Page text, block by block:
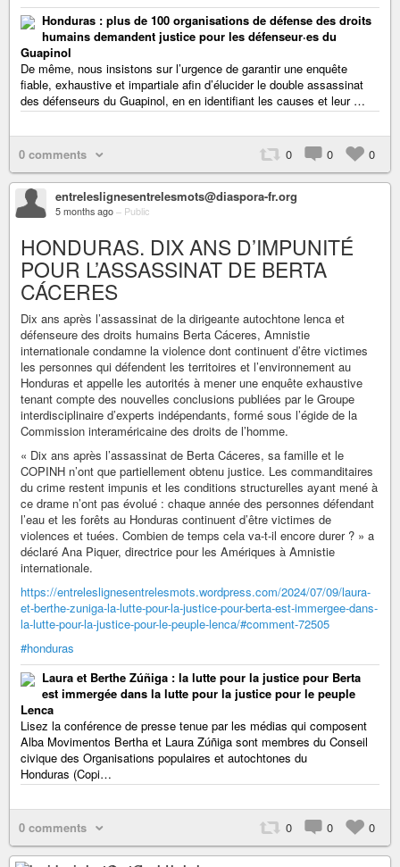
Honduras : plus de 100 organisations de défense des droits
humains demandent justice pour les défenseur·es du
Guapinol
De même, nous insistons sur l’urgence de garantir une enquête
fiable, exhaustive et impartiale afin d’élucider le double assassinat
des défenseurs du Guapinol, en en identifiant les causes et leur …
0 comments 0 0 0
entreleslignesentrelesmots@diaspora-fr.org
5 months ago – Public
HONDURAS. DIX ANS D’IMPUNITÉ
POUR L’ASSASSINAT DE BERTA
CÁCERES
Dix ans après l’assassinat de la dirigeante autochtone lenca et
défenseure des droits humains Berta Cáceres, Amnistie
internationale condamne la violence dont continuent d’être victimes
les personnes qui défendent les territoires et l’environnement au
Honduras et appelle les autorités à mener une enquête exhaustive
tenant compte des nouvelles conclusions publiées par le Groupe
interdisciplinaire d’experts indépendants, formé sous l’égide de la
Commission interaméricaine des droits de l’homme.
« Dix ans après l’assassinat de Berta Cáceres, sa famille et le
COPINH n’ont que partiellement obtenu justice. Les commanditaires
du crime restent impunis et les conditions structurelles ayant mené à
ce drame n’ont pas évolué : chaque année des personnes défendant
l’eau et les forêts au Honduras continuent d’être victimes de
violences et tuées. Combien de temps cela va-t-il encore durer ? » a
déclaré Ana Piquer, directrice pour les Amériques à Amnistie
internationale.
https://entreleslignesentrelesmots.wordpress.com/2024/07/09/laura-
et-berthe-zuniga-la-lutte-pour-la-justice-pour-berta-est-immergee-dans-
la-lutte-pour-la-justice-pour-le-peuple-lenca/#comment-72505
#honduras
Laura et Berthe Zúñiga : la lutte pour la justice pour Berta
est immergée dans la lutte pour la justice pour le peuple
Lenca
Lisez la conférence de presse tenue par les médias qui composent
Alba Movimentos Bertha et Laura Zúñiga sont membres du Conseil
civique des Organisations populaires et autochtones du
Honduras (Copi…
0 comments 0 0 0